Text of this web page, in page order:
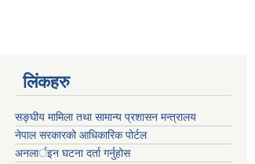
लिंकहरु
सङ्‍घीय मामिला तथा सामान्य प्रशासन मन्त्रालय
नेपाल सरकारको आधिकारिक पोर्टल
अनलार्इन घटना दर्ता गर्नुहोस